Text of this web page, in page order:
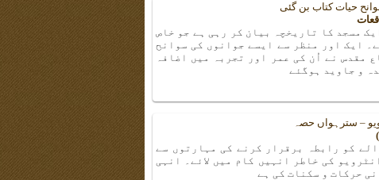
حیات کتاب بن گئی
مسجد کا تاریخچہ بیان کر رہی ہے جو خاص
ایک اور منظر سے ایسے جوانوں کی سوانح
مقدس نے اُن کی عمر اور تجربہ میں اضافہ
و جاوید ہوگئے
– سترہواں حصہ
کو رابطہ برقرار کرنے کی مہارتوں سے
کی خاطر انہیں کام میں لائے۔ انہی
حرکات و سکنات کی ہے